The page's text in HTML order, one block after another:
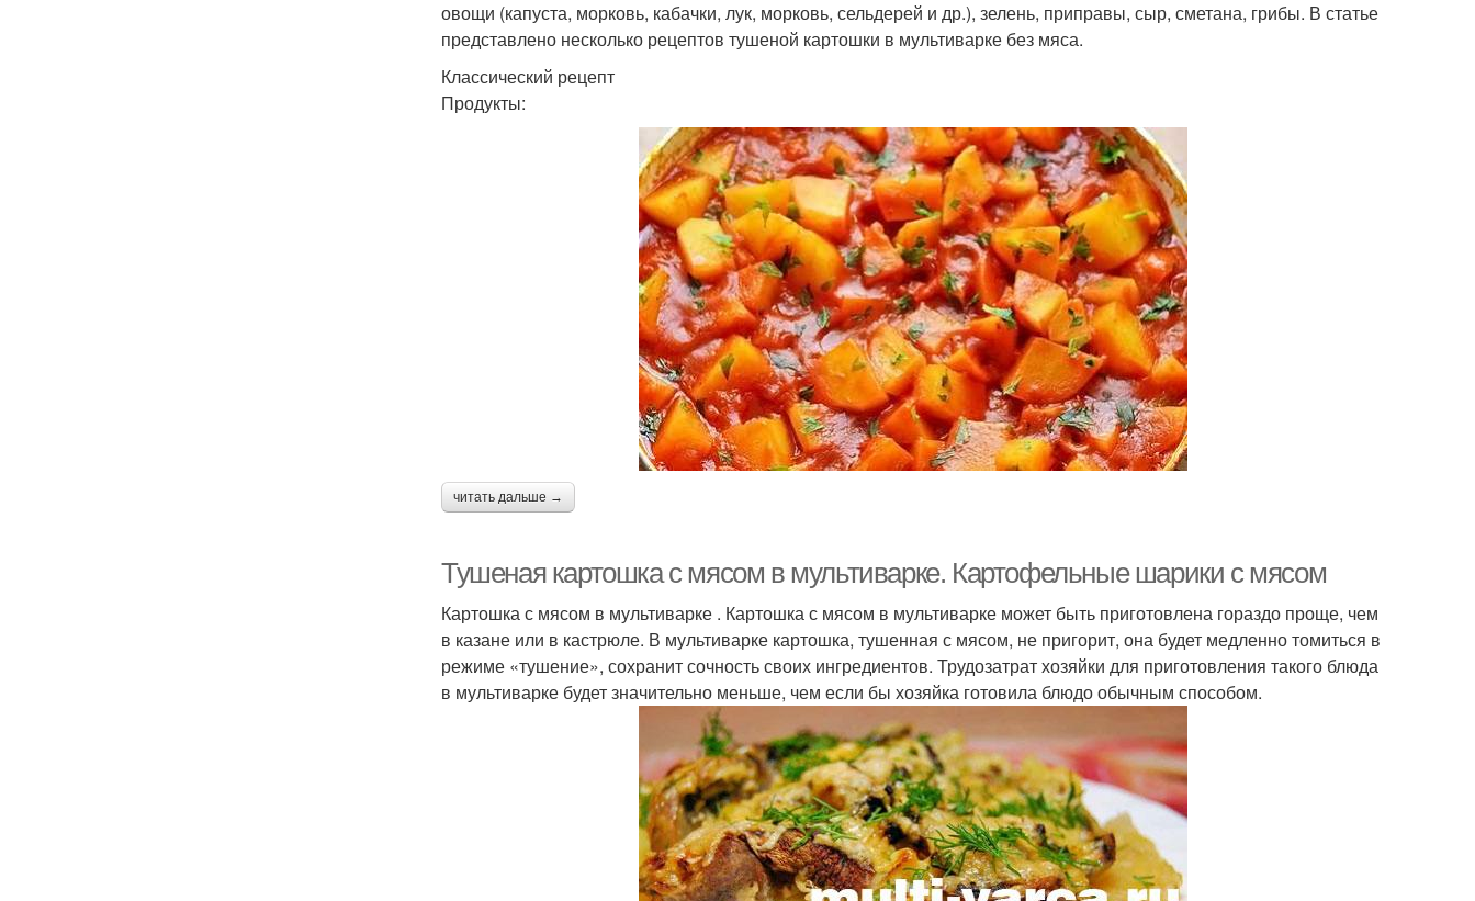
овощи (капуста, морковь, кабачки, лук, морковь, сельдерей и др.), зелень, приправы, сыр, сметана, грибы. В статье
представлено несколько рецептов тушеной картошки в мультиварке без мяса.
Классический рецепт
Продукты:
читать дальше →
Тушеная картошка с мясом в мультиварке. Картофельные шарики с мясом
Картошка с мясом в мультиварке . Картошка с мясом в мультиварке может быть приготовлена гораздо проще, чем
в казане или в кастрюле. В мультиварке картошка, тушенная с мясом, не пригорит, она будет медленно томиться в
режиме «тушение», сохранит сочность своих ингредиентов. Трудозатрат хозяйки для приготовления такого блюда
в мультиварке будет значительно меньше, чем если бы хозяйка готовила блюдо обычным способом.